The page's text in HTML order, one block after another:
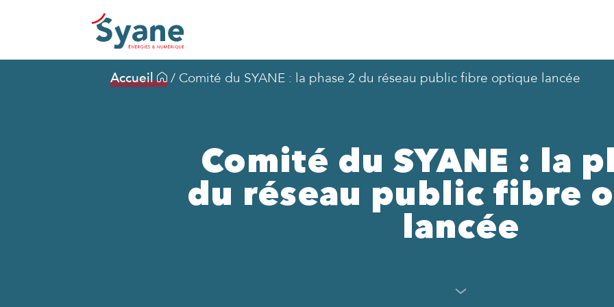
Accueil / Comité du SYANE : la phase 2 du réseau public fibre optique lancée
Comité du SYANE : la
du réseau public fibre
lancée